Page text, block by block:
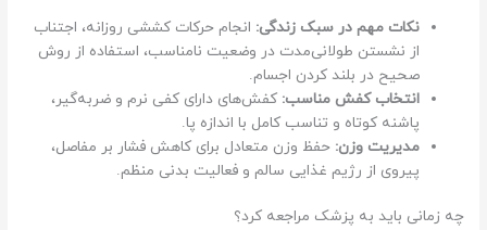
نکات مهم در سبک زندگی: انجام حرکات کششی روزانه، اجتناب
از نشستن طولانی‌مدت در وضعیت نامناسب، استفاده از روش
صحیح در بلند کردن اجسام.
انتخاب کفش مناسب: کفش‌های دارای کفی نرم و ضربه‌گیر،
پاشنه کوتاه و تناسب کامل با اندازه پا.
مدیریت وزن: حفظ وزن متعادل برای کاهش فشار بر مفاصل،
پیروی از رژیم غذایی سالم و فعالیت بدنی منظم.
چه زمانی باید به پزشک مراجعه کرد؟